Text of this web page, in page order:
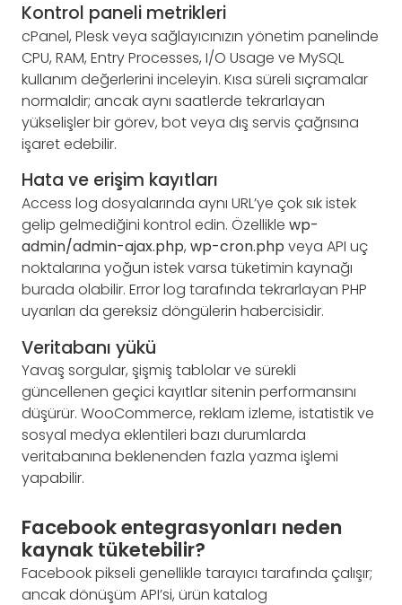
Kontrol paneli metrikleri
cPanel, Plesk veya sağlayıcınızın yönetim panelinde
CPU, RAM, Entry Processes, I/O Usage ve MySQL
kullanım değerlerini inceleyin. Kısa süreli sıçramalar
normaldir; ancak aynı saatlerde tekrarlayan
yükselişler bir görev, bot veya dış servis çağrısına
işaret edebilir.
Hata ve erişim kayıtları
Access log dosyalarında aynı URL’ye çok sık istek
gelip gelmediğini kontrol edin. Özellikle wp-
admin/admin-ajax.php, wp-cron.php veya API uç
noktalarına yoğun istek varsa tüketimin kaynağı
burada olabilir. Error log tarafında tekrarlayan PHP
uyarıları da gereksiz döngülerin habercisidir.
Veritabanı yükü
Yavaş sorgular, şişmiş tablolar ve sürekli
güncellenen geçici kayıtlar sitenin performansını
düşürür. WooCommerce, reklam izleme, istatistik ve
sosyal medya eklentileri bazı durumlarda
veritabanına beklenenden fazla yazma işlemi
yapabilir.
Facebook entegrasyonları neden
kaynak tüketebilir?
Facebook pikseli genellikle tarayıcı tarafında çalışır;
ancak dönüşüm API’si, ürün katalog